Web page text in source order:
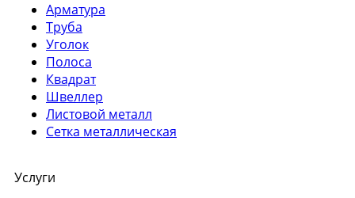
Арматура
Труба
Уголок
Полоса
Квадрат
Швеллер
Листовой металл
Сетка металлическая
Услуги